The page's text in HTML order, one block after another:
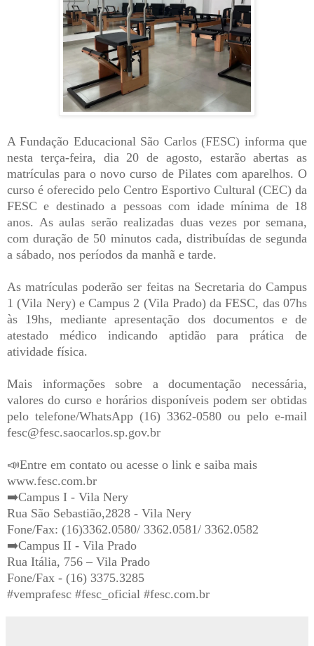
A Fundação Educacional São Carlos (FESC) informa que
nesta terça-feira, dia 20 de agosto, estarão abertas as
matrículas para o novo curso de Pilates com aparelhos. O
curso é oferecido pelo Centro Esportivo Cultural (CEC) da
FESC e destinado a pessoas com idade mínima de 18
anos. As aulas serão realizadas duas vezes por semana,
com duração de 50 minutos cada, distribuídas de segunda
a sábado, nos períodos da manhã e tarde.
As matrículas poderão ser feitas na Secretaria do Campus
1 (Vila Nery) e Campus 2 (Vila Prado) da FESC, das 07hs
às 19hs, mediante apresentação dos documentos e de
atestado médico indicando aptidão para prática de
atividade física.
Mais informações sobre a documentação necessária,
valores do curso e horários disponíveis podem ser obtidas
pelo telefone/WhatsApp (16) 3362-0580 ou pelo e-mail
fesc@fesc.saocarlos.sp.gov.br
📣Entre em contato ou acesse o link e saiba mais
www.fesc.com.br
➡️Campus I - Vila Nery
Rua São Sebastião,2828 - Vila Nery
Fone/Fax: (16)3362.0580/ 3362.0581/ 3362.0582
➡️Campus II - Vila Prado
Rua Itália, 756 – Vila Prado
Fone/Fax - (16) 3375.3285
#vemprafesc #fesc_oficial #fesc.com.br